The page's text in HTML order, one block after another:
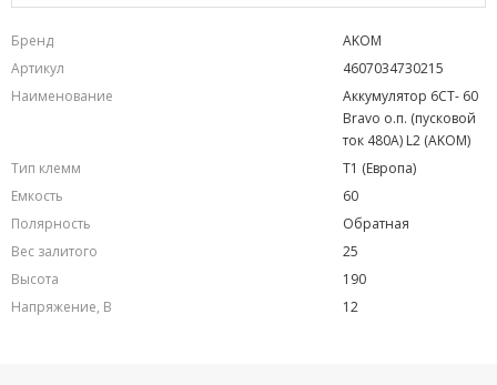
Бренд
AKOM
Артикул
4607034730215
Наименование
Аккумулятор 6СТ- 60
Bravo о.п. (пусковой
ток 480А) L2 (AKOM)
Тип клемм
T1 (Европа)
Емкость
60
Полярность
Обратная
Вес залитого
25
Высота
190
Напряжение, В
12